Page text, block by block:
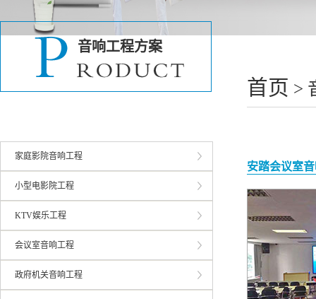
线性阵列音箱
音响周边设备系列 教堂音响工程
企业单位音响工程
音响工程方案
家庭影院音响工程
小型电影院工程
KTV娱乐工程
会议室音响工程
政府机关音响工程
首页 >
安踏会议室